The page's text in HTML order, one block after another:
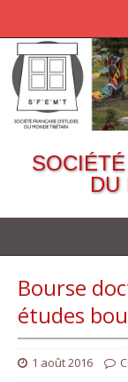
DU
Bourse
études
1 août 2016